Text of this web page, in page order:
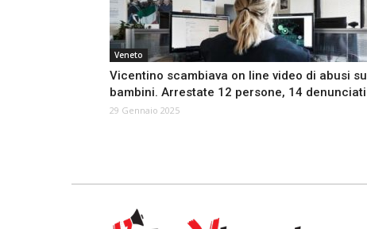
Veneto
Vicentino scambiava on line video di abusi su
bambini. Arrestate 12 persone, 14 denunciati
29 Gennaio 2025